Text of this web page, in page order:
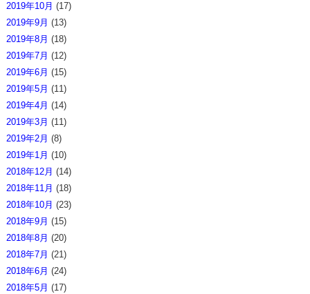
2019年10月 (17)
2019年9月 (13)
2019年8月 (18)
2019年7月 (12)
2019年6月 (15)
2019年5月 (11)
2019年4月 (14)
2019年3月 (11)
2019年2月 (8)
2019年1月 (10)
2018年12月 (14)
2018年11月 (18)
2018年10月 (23)
2018年9月 (15)
2018年8月 (20)
2018年7月 (21)
2018年6月 (24)
2018年5月 (17)